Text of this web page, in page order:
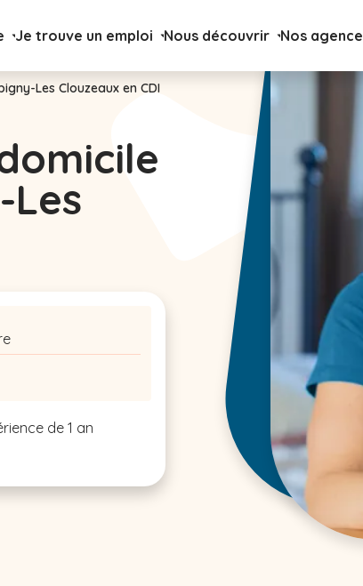
Je trouve un emploi Nous découvrir Nos
Les Clouzeaux en CDI
de 1 an